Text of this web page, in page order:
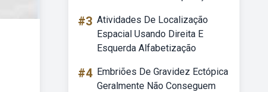
#3 Atividades De Localização
Espacial Usando Direita E
Esquerda Alfabetização
#4 Embriões De Gravidez Ectópica
Geralmente Não Conseguem